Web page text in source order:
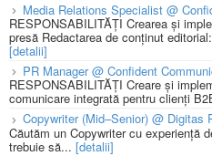
Media Relations Specialist @
RESPONSABILITĂȚI Crearea și
presă Redactarea de conținut
[detalii]
PR Manager @ Confident
RESPONSABILITĂȚI Creare și
comunicare integrată pentru clienți
Copywriter (Mid–Senior) @ Digitas
Căutăm un Copywriter cu experiență
trebuie să... [detalii]